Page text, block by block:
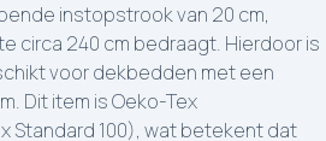
instopstrook van 20 cm,
circa 240 cm bedraagt. Hierdoor is
voor dekbedden met een
Dit item is Oeko-Tex
Standard 100), wat betekent dat